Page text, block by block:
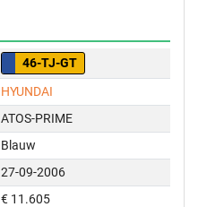
46-TJ-GT
HYUNDAI
ATOS-PRIME
Blauw
27-09-2006
€ 11.605